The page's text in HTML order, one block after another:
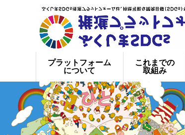
プラットフォーム
について
これまでの
取組み